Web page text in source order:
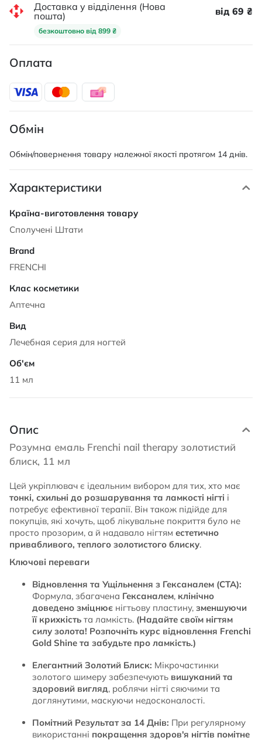
Доставка у відділення (Нова
пошта)
безкоштовно від 899 ₴
від 69 ₴
Оплата
Обмін
Обмін/повернення товару належної якості протягом 14 днів.
Характеристики
Характеристики
Сполучені Штати
FRENCHI
Аптечна
Лечебная серия для ногтей
11 мл
Опис
Розумна емаль Frenchi nail therapy золотистий
блиск, 11 мл
Цей укріплювач є ідеальним вибором для тих, хто має
тонкі, схильні до розшарування та ламкості нігті і
потребує ефективної терапії. Він також підійде для
покупців, які хочуть, щоб лікувальне покриття було не
просто прозорим, а й надавало нігтям естетично
привабливого, теплого золотистого блиску.
Ключові переваги
Відновлення та Ущільнення з Гексаналем (CTA):
Формула, збагачена Гексаналем, клінічно
доведено зміцнюєнігтьову пластину, зменшуючи
її крихкістьта ламкість. (Надайте своїм нігтям
силу золота! Розпочніть курс відновлення Frenchi
Gold Shine та забудьте про ламкість.)
Елегантний Золотий Блиск: Мікрочастинки
золотого шимеру забезпечують вишуканий та
здоровий вигляд, роблячи нігті сяючими та
доглянутими, маскуючи недосконалості.
Помітний Результат за 14 Днів: При регулярному
використанні покращення здоров'я нігтів помітне